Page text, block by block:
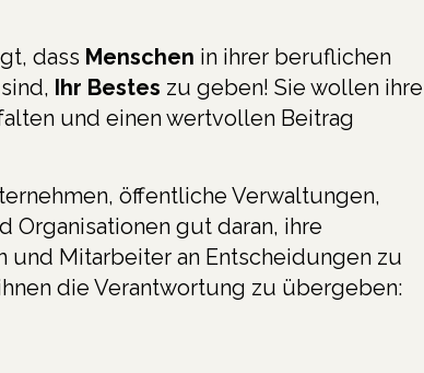
dass Menschen in ihrer beruflichen
Ihr Bestes zu geben! Sie wollen ihre
und einen wertvollen Beitrag
öffentliche Verwaltungen,
Organisationen gut daran, ihre
und Mitarbeiter an Entscheidungen zu
die Verantwortung zu übergeben: